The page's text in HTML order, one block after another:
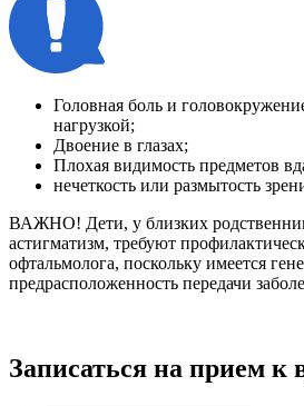
Головная боль и
нагрузкой;
Двоение в глазах;
Плохая видимость предметов
нечеткость или размытость
ВАЖНО! Дети, у близких
астигматизм, требуют
офтальмолога, поскольку имеется
предрасположенность передачи
Записаться на прием к